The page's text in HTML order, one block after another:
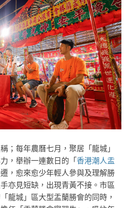
；每年農曆七月，聚居「龍城」
，舉辦一連數日的「香港潮人盂
，愈來愈少年輕人參與及理解勝
亦見短缺，出現青黃不接。市區
龍城」區大型盂蘭勝會的同時，